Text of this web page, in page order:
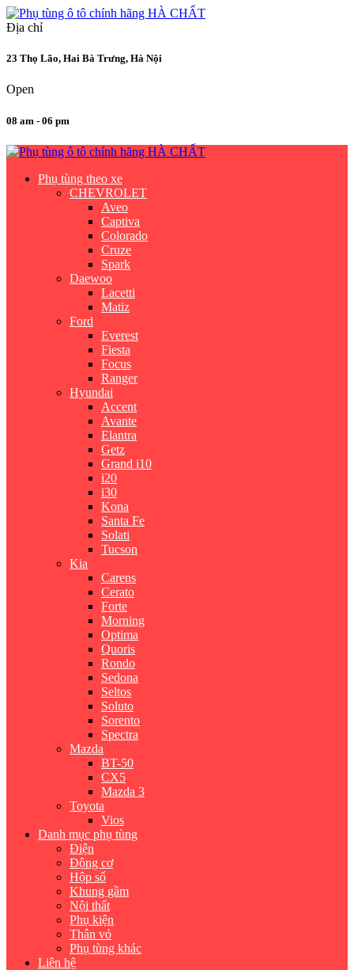
Địa chỉ
23 Thọ Lão, Hai Bà Trưng, Hà Nội
Open
08 am - 06 pm
Phụ tùng theo xe
CHEVROLET
Aveo
Captiva
Colorado
Cruze
Spark
Daewoo
Lacetti
Matiz
Ford
Everest
Fiesta
Focus
Ranger
Hyundai
Accent
Avante
Elantra
Getz
Grand i10
i20
i30
Kona
Santa Fe
Solati
Tucson
Kia
Carens
Cerato
Forte
Morning
Optima
Quoris
Rondo
Sedona
Seltos
Soluto
Sorento
Spectra
Mazda
BT-50
CX5
Mazda 3
Toyota
Vios
Danh mục phụ tùng
Điện
Động cơ
Hộp số
Khung gầm
Nội thất
Phụ kiện
Thân vỏ
Phụ tùng khác
Liên hệ